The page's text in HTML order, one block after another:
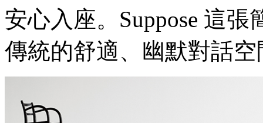
安心入座。Suppose 這
傳統的舒適、幽默對話